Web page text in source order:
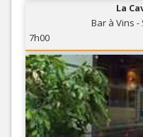
La
Bar à Vins
7h00